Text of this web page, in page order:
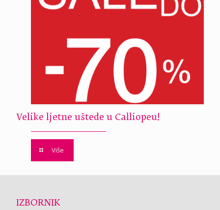
Velike ljetne uštede u Calliopeu!
Više
IZBORNIK